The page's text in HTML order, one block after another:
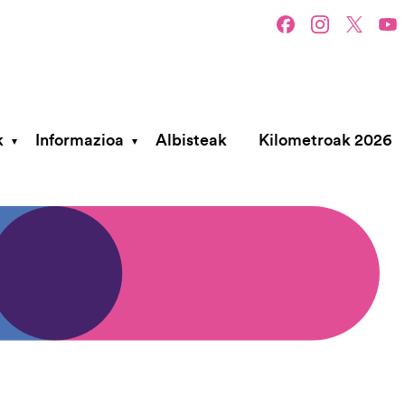
Informazioa Albisteak Kilometroak 2026